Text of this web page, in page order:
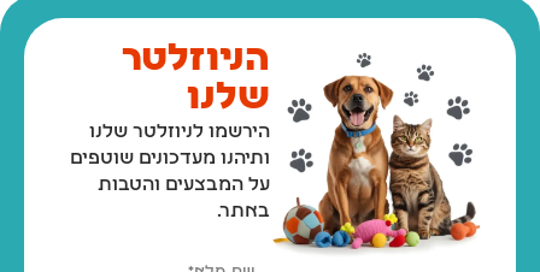
הניוזלטר
שלנו
הירשמו לניוזלטר שלנו
ותיהנו מעדכונים שוטפים
על המבצעים והטבות
באתר.